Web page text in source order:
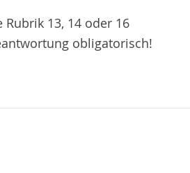
13, 14 oder 16
obligatorisch!